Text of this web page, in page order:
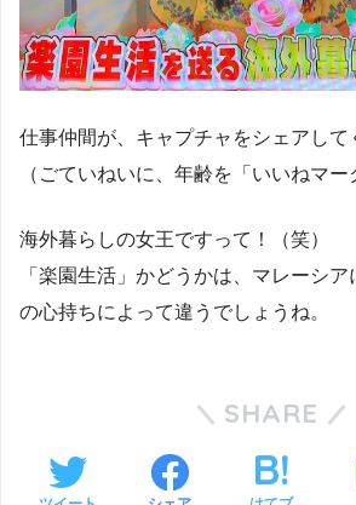
仕事仲間が、キャプチャをシェアして
（ごていねいに、年齢を「いいねマー
海外暮らしの女王ですって！（笑）
「楽園生活」かどうかは、マレーシ
の心持ちによって違うでしょうね。
SHARE